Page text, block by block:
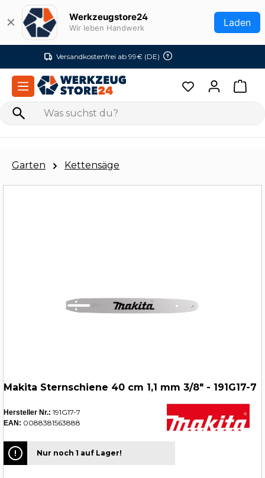
Zum Hauptinhalt springen
✕ Werkzeugstore24
Wir leben Handwerk Laden
Versandkostenfrei ab 99€ (DE)
Garten Kettensäge
Makita Sternschiene 40 cm 1,1 mm 3/8" - 191G17-7
Hersteller Nr.: 191G17-7
EAN: 0088381563888
Nur noch 1 auf Lager!